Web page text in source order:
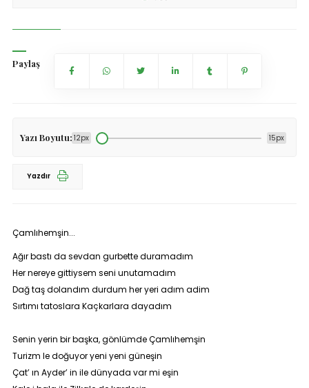
Paylaş
Yazı Boyutu: 12px 15px
Yazdır
Çamlıhemşin...
Ağır bastı da sevdan gurbette duramadım
Her nereye gittiysem seni unutamadım
Dağ taş dolandım durdum her yeri adım adim
Sırtımı tatoslara Kaçkarlara dayadım
Senin yerin bir başka, gönlümde Çamlıhemşin
Turizm le doğuyor yeni yeni güneşin
Çat’ ın Ayder’ in ile dünyada var mi eşin